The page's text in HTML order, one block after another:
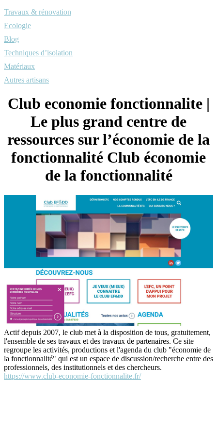
Travaux & rénovation
Ecologie
Blog
Techniques d’isolation
Matériaux
Autres artisans
Club economie fonction­nalite |
Le plus grand centre de
ressources sur l’économie de la
fonction­na­lité Club économie
de la fonction­na­lité
Actif depuis 2007, le club met à la disposition de tous, gratuitement,
l'ensemble de ses travaux et des travaux de partenaires. Ce site
regroupe les activités, productions et l'agenda du club "économie de
la fonctionnalité" qui est un espace de discussion/recherche entre des
professionnels, des institutionnels et des chercheurs.
https://www.club-economie-fonctionnalite.fr/